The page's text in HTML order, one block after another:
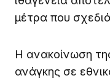
μέτρα που
Η ανακοίνωση
ανάγκης σε